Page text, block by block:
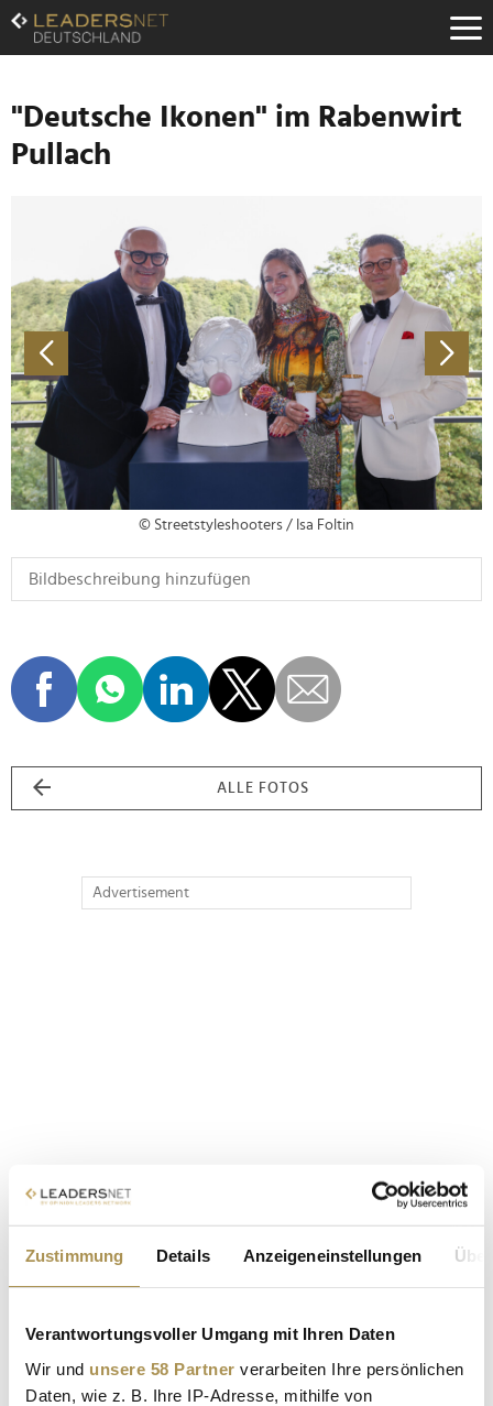
Zustimmung Details Anzeigeneinstellungen
Verantwortungsvoller Umgang mit Ihren Daten
Wir und unsere 58 Partner verarbeiten Ihre persönlichen
Daten, wie z. B. Ihre IP-Adresse, mithilfe von
Zum
Inhalt
Zur
Navigation
Zur
Hauptnavigation
"Deutsche Ikonen" im Rabenwirt
Pullach
© Streetstyleshooters / Isa Foltin
ALLE FOTOS
Advertisement